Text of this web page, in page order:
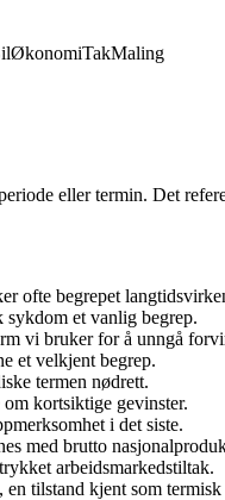
ØkonomiTakMaling
eller termin. Det
ofte begrepet
et vanlig begrep.
vi bruker for å unngå
et velkjent begrep.
termen nødrett.
kortsiktige gevinster.
i det siste.
med brutto
arbeidsmarkedstiltak.
tilstand kjent som termisk